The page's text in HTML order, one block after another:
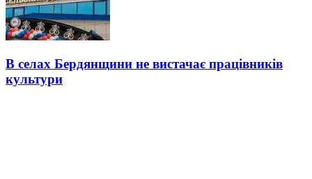
В селах Бердянщини не вистачає працівників
культури